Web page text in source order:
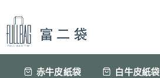
to
content
公版紙袋赤牛皮紙袋 白牛皮紙袋